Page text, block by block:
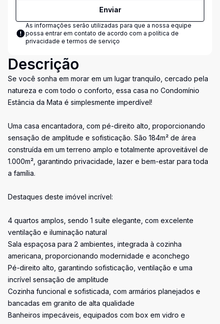
Enviar
As informações serão utilizadas para que a nossa equipe
possa entrar em contato de acordo com a política de
privacidade e termos de serviço
Descrição
Se você sonha em morar em um lugar tranquilo, cercado pela
natureza e com todo o conforto, essa casa no Condomínio
Estância da Mata é simplesmente imperdível!
Uma casa encantadora, com pé-direito alto, proporcionando
sensação de amplitude e sofisticação. São 184m² de área
construída em um terreno amplo e totalmente aproveitável de
1.000m², garantindo privacidade, lazer e bem-estar para toda
a família.
Destaques deste imóvel incrível:
4 quartos amplos, sendo 1 suíte elegante, com excelente
ventilação e iluminação natural
Sala espaçosa para 2 ambientes, integrada à cozinha
americana, proporcionando modernidade e aconchego
Pé-direito alto, garantindo sofisticação, ventilação e uma
incrível sensação de amplitude
Cozinha funcional e sofisticada, com armários planejados e
bancadas em granito de alta qualidade
Banheiros impecáveis, equipados com box em vidro e